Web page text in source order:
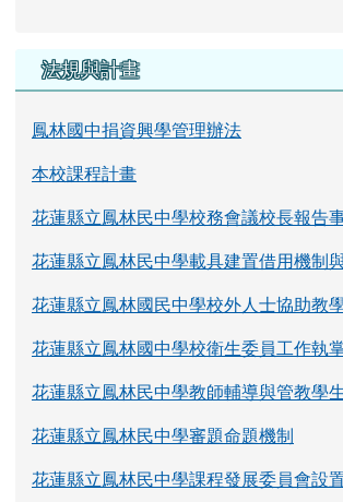
法規與計畫
鳳林國中捐資興學管理辦法
本校課程計畫
花蓮縣立鳳林民中學校務會議校長報告
花蓮縣立鳳林民中學載具建置借用機制
花蓮縣立鳳林國民中學校外人士協助教
花蓮縣立鳳林國中學校衛生委員工作執
花蓮縣立鳳林民中學教師輔導與管教學
花蓮縣立鳳林民中學審題命題機制
花蓮縣立鳳林民中學課程發展委員會設